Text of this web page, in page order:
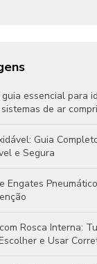
essencial para
de ar
Guia
e Segura
Engates
Rosca Interna:
e Usar